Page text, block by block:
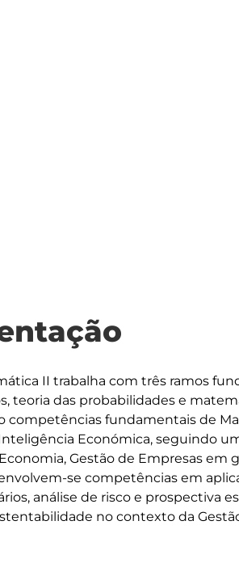
II trabalha com três ramos
teoria das probabilidades e
competências fundamentais de
Económica, seguindo
Gestão de Empresas em
se competências em
análise de risco e prospectiva